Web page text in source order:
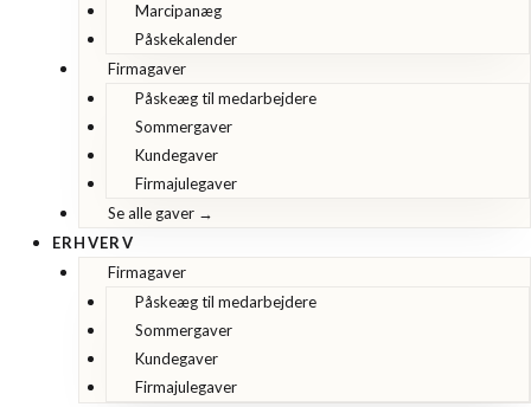
Marcipanæg
Påskekalender
Firmagaver
Påskeæg til medarbejdere
Sommergaver
Kundegaver
Firmajulegaver
Se alle gaver →
ERHVERV
Firmagaver
Påskeæg til medarbejdere
Sommergaver
Kundegaver
Firmajulegaver